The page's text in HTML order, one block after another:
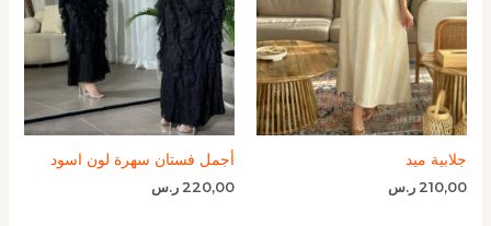
جلابية ميد
210,00 ر.س
أجمل فستان سهرة لون اسود
220,00 ر.س